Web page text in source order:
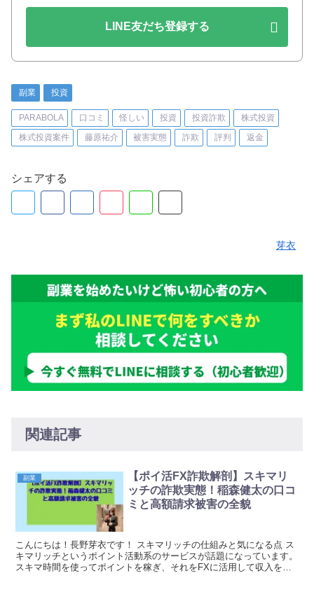
LINE友だち登録する
副業 投資
PARABOLA 口コミ 怪しい 投資 投資詐欺
株式投資
株式投資案件
藤原祐介 被害実態 詐欺 評判 返金
シェアする
芽衣
関連記事
副業
【ポイ活FX詐欺解剖】スキマリ
ッチの詐欺実態！稲森健太の口コ
ミと高額請求被害の全貌
こんにちは！長野芽衣です！ スキマリッチの仕組みと気になる点 ス
キマリッチというポイント活動系のサービスが話題になっています。
スキマ時間を使ってポイントを稼ぎ、それをFXに活用して収入を得